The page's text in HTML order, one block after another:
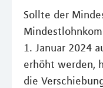
Sollte der
1. Januar 2024
erhöht werden,
die